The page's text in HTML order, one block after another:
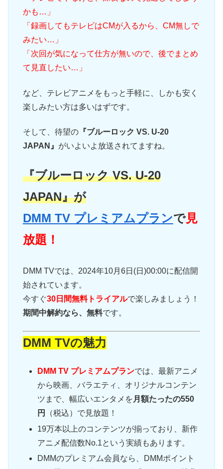
かも…」
「録画してもテレビはCMが入るから、CM無しで
みたい…」
「次回が気になって仕方が無いので、後でまとめ
て見直したい…」
など、テレビアニメをもっと手軽に、しかも安く
楽しみたい方は多いはずです。
そして、待望の『ブルーロック VS. U-20
JAPAN』 がいよいよ放送されてますね。
『ブルーロック VS. U-20
JAPAN』が
DMM TV プレミアムプランで見
放題！
DMM TVでは、2024年10月6日(日)00:00に配信開
始されています。
今すぐ30日間無料トライアルで楽しみましょう！
期間中解約なら、無料です。
DMM TVの魅力
DMM TV プレミアムプランでは、最新アニメ
から映画、バラエティ、オリジナルコンテン
ツまで、幅広いエンタメを 月額たったの550
円
（税込）で見放題！
19万本以上のコンテンツが揃っており、新作
アニメ配信数No.1という実績もあります。
DMMのプレミアム会員なら、DMMポイント